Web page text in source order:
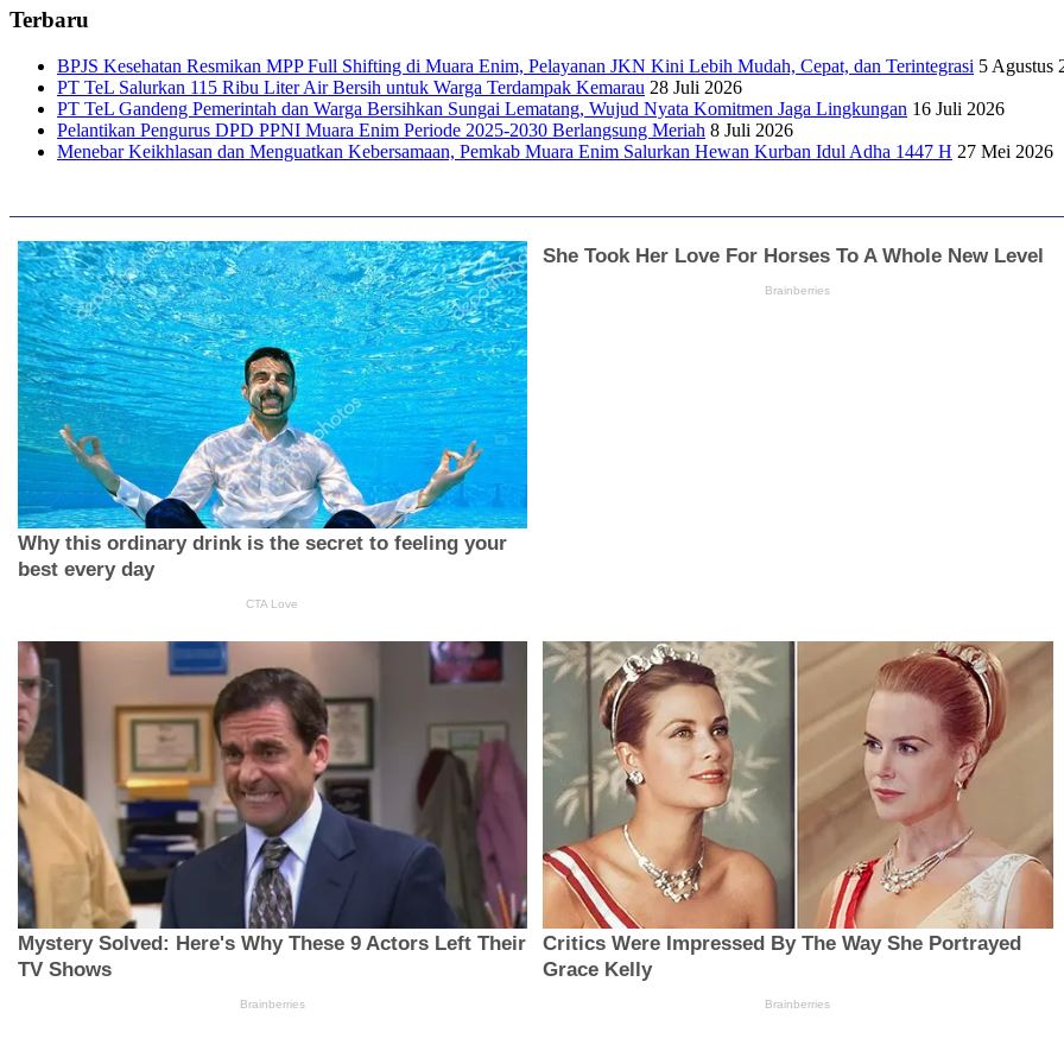
Terbaru
BPJS Kesehatan Resmikan MPP Full Shifting di Muara Enim, Pelayanan JKN Kini Lebih Mudah, Cepat, dan Terintegrasi 5 Agustus
PT TeL Salurkan 115 Ribu Liter Air Bersih untuk Warga Terdampak Kemarau 28 Juli 2026
PT TeL Gandeng Pemerintah dan Warga Bersihkan Sungai Lematang, Wujud Nyata Komitmen Jaga Lingkungan 16 Juli 2026
Pelantikan Pengurus DPD PPNI Muara Enim Periode 2025-2030 Berlangsung Meriah 8 Juli 2026
Menebar Keikhlasan dan Menguatkan Kebersamaan, Pemkab Muara Enim Salurkan Hewan Kurban Idul Adha 1447 H 27 Mei 2026